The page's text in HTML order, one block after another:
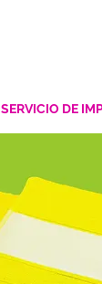
SERVICIO DE